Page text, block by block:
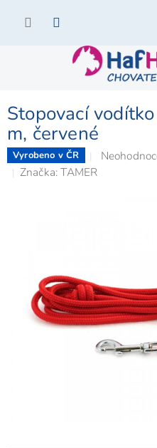
Stopovací
m, červené
Vyrobeno v ČR
Průměrné
Značka:TAMER